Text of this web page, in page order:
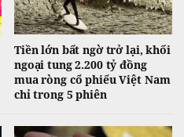
Tiền lớn bất ngờ trở lại, khối
ngoại tung 2.200 tỷ đồng
mua ròng cổ phiếu Việt Nam
chỉ trong 5 phiên